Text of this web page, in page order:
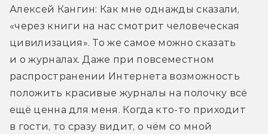
Алексей Кангин: Как мне однажды сказали,
«через книги на нас смотрит человеческая
цивилизация». То же самое можно сказать
и о журналах. Даже при повсеместном
распространении Интернета возможность
положить красивые журналы на полочку всё
ещё ценна для меня. Когда кто-то приходит
в гости, то сразу видит, о чём со мной